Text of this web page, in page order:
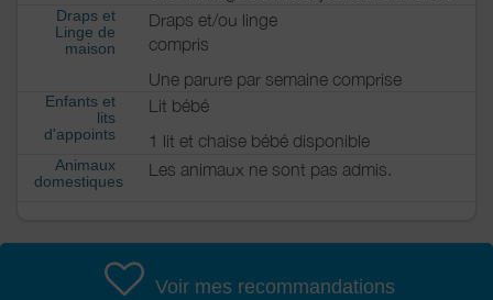
Draps et
Linge de
maison
Draps et/ou linge
compris
Une parure par semaine comprise
Enfants et
lits
d'appoints
Lit bébé
1 lit et chaise bébé disponible
Animaux
domestiques
Les animaux ne sont pas admis.
Voir mes recommandations